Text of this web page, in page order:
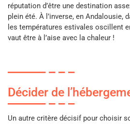
réputation d’être une destination
plein été. À l’inverse, en Andalousie,
les températures estivales oscillent
vaut être à l’aise avec la chaleur !
Décider de
Un autre critère décisif pour choisir